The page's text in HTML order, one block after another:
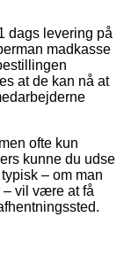
dags levering på
madkasse
at de kan nå at
ofte kun
kunne du udse
– om man
– vil være at få